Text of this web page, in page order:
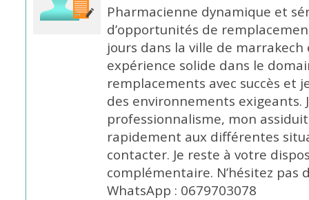
Pharmacienne dynamique et
d’opportunités de
jours dans la ville de marrakech
expérience solide dans le
remplacements avec succès et
des environnements exigeants.
professionnalisme, mon
rapidement aux différentes
contacter. Je reste à votre
complémentaire. N’hésitez
WhatsApp : 0679703078